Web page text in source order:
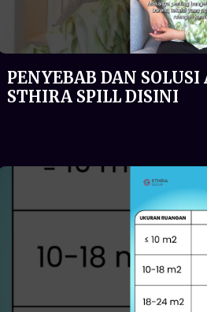
PENYEBAB DAN
STHIRA SPILL DISINI